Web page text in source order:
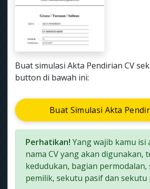
Buat simulasi Akta Pendirian CV
button di bawah ini:
Buat Simulasi Akta
Perhatikan! Yang wajib kamu isi
nama CV yang akan digunakan,
kedudukan, bagian permodalan,
pemilik, sekutu pasif dan sekutu